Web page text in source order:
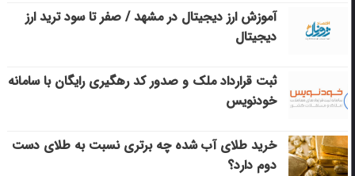
آموزش ارز دیجیتال در مشهد / صفر تا سود ترید ارز
دیجیتال
ثبت قرارداد ملک و صدور کد رهگیری رایگان با سامانه
خودنویس
خرید طلای آب شده چه برتری نسبت به طلای دست
دوم دارد؟